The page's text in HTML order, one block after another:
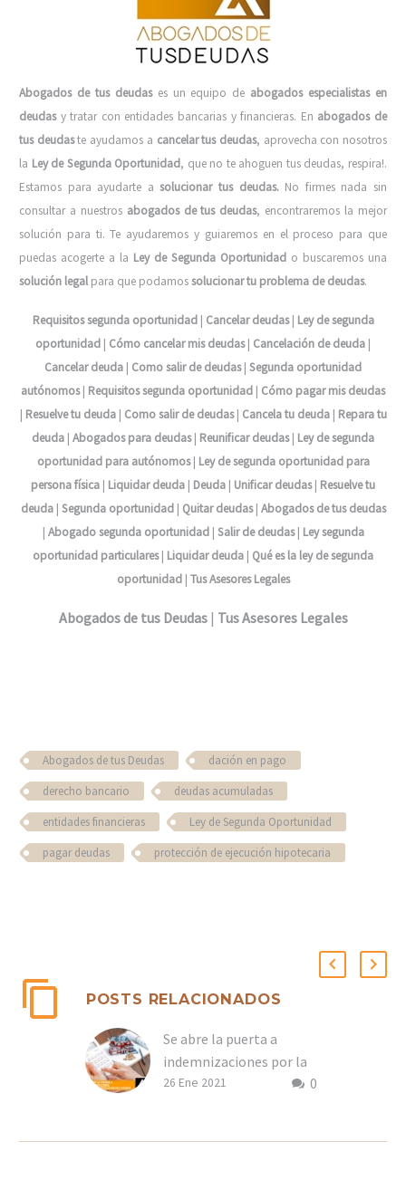
Abogados de tus deudases un equipo de abogados especialistas en
deudasy tratar con entidades bancarias y financieras. En abogados de
tus deudaste ayudamos a cancelar tus deudas, aprovecha con nosotros
la Ley de Segunda Oportunidad, que no te ahoguen tus deudas, respira!.
Estamos para ayudarte asolucionar tus deudas. No firmes nada sin
consultar a nuestros abogados de tus deudas, encontraremos la mejor
solución para ti. Te ayudaremos y guiaremos en el proceso para que
puedas acogerte a la Ley de Segunda Oportunidad o buscaremos una
solución legal para que podamossolucionar tu problema de deudas.
Requisitos segunda oportunidad| Cancelar deudas| Ley de segunda
oportunidad | Cómo cancelar mis deudas| Cancelación de deuda |
Cancelar deuda | Como salir de deudas| Segunda oportunidad
autónomos| Requisitos segunda oportunidad | Cómo pagar mis deudas
| Resuelve tu deuda| Como salir de deudas| Cancela tu deuda| Repara tu
deuda | Abogados para deudas| Reunificar deudas| Ley de segunda
oportunidad para autónomos| Ley de segunda oportunidad para
persona física | Liquidar deuda | Deuda | Unificar deudas| Resuelve tu
deuda| Segunda oportunidad| Quitar deudas| Abogados de tus deudas
| Abogado segunda oportunidad| Salir de deudas| Ley segunda
oportunidad particulares| Liquidar deuda | Qué es la ley de segunda
oportunidad | Tus Asesores Legales
Abogados de tus Deudas| Tus Asesores Legales
Abogados de tus Deudas
dación en pago
derecho bancario
deudas acumuladas
entidades financieras
Ley de Segunda Oportunidad
pagar deudas
protección de ejecución hipotecaria
POSTS RELACIONADOS
Se abre la puerta a
indemnizaciones por la
manipulación del euribor
0
26 Ene 2021